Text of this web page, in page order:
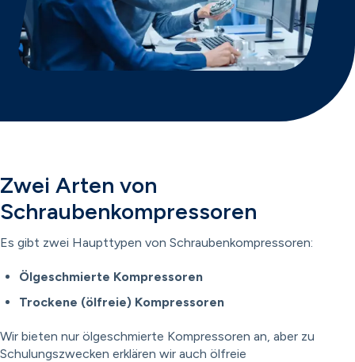
Zwei Arten von
Schraubenkompressoren
Es gibt zwei Haupttypen von Schraubenkompressoren:
Ölgeschmierte Kompressoren
Trockene (ölfreie) Kompressoren
Wir bieten nur ölgeschmierte Kompressoren an, aber zu
Schulungszwecken erklären wir auch ölfreie